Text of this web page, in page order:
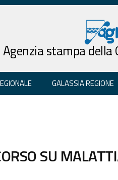
Agenzia stampa della
GALASSIA REGIONE
SU